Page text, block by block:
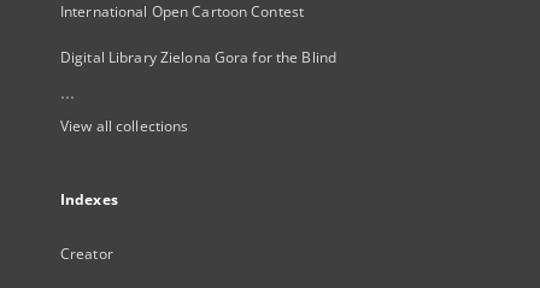
International Open Cartoon Contest
Digital Library Zielona Gora for the Blind
...
View all collections
Indexes
Creator